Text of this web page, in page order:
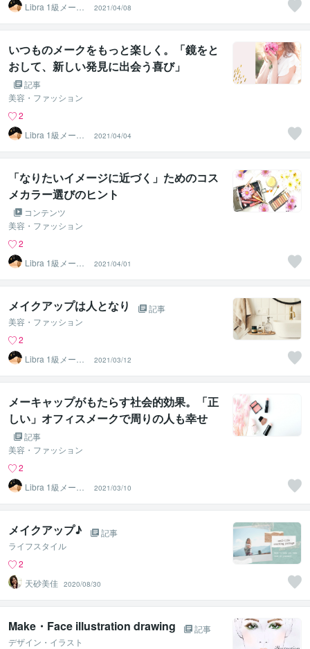
Libra 1級メーク
アーティスト
2021/04/08
いつものメークをもっと楽しく。「鏡をと
おして、新しい発見に出会う喜び」
記事
美容・ファッション
2
Libra 1級メーク
アーティスト
2021/04/04
「なりたいイメージに近づく」ためのコス
メカラー選びのヒント
コンテンツ
美容・ファッション
2
Libra 1級メーク
アーティスト
2021/04/01
メイクアップは人となり
記事
美容・ファッション
2
Libra 1級メーク
アーティスト
2021/03/12
メーキャップがもたらす社会的効果。「正
しい」オフィスメークで周りの人も幸せ
に。記事
美容・ファッション
2
Libra 1級メーク
アーティスト
2021/03/10
メイクアップ♪
記事
ライフスタイル
2
天砂美佳 2020/08/30
Make・Face illustration drawing
記事
デザイン・イラスト